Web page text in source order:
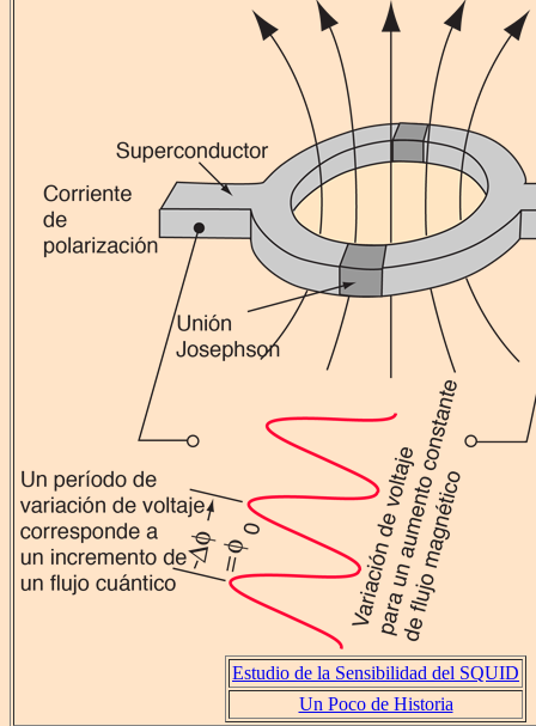
Estudio de la Sensibilidad del SQUID
Un Poco de Historia